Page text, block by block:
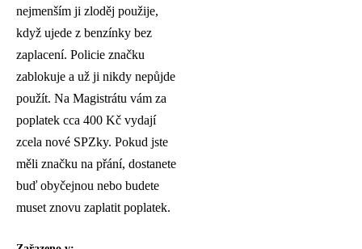
nejmenším ji zloděj použije,
když ujede z benzínky bez
zaplacení. Policie značku
zablokuje a už ji nikdy nepůjde
použít. Na Magistrátu vám za
poplatek cca 400 Kč vydají
zcela nové SPZky. Pokud jste
měli značku na přání, dostanete
buď obyčejnou nebo budete
muset znovu zaplatit poplatek.